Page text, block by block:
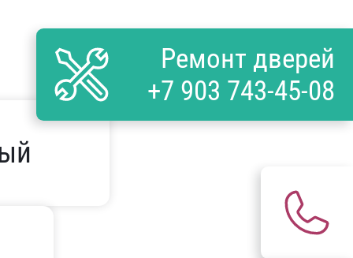
Ремонт дверей
+7 903 743-45-08